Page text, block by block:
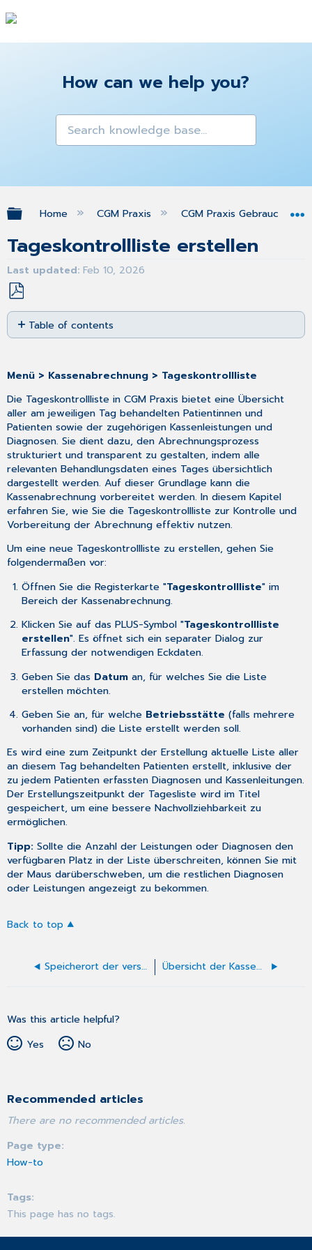
How can we help you?
Expand/collapse global hierarchy
Home CGM Praxis CGM Praxis
Tageskontrollliste erstellen
Last updated Feb 10, 2026
Save
as
PDF
Table of contents
No
Menü > Kassenabrechnung > Tageskontrollliste
Die Tageskontrollliste in CGM Praxis bietet eine Übersicht
aller am jeweiligen Tag behandelten Patientinnen und
Patienten sowie der zugehörigen Kassenleistungen und
Diagnosen. Sie dient dazu, den Abrechnungsprozess
strukturiert und transparent zu gestalten, indem alle
relevanten Behandlungsdaten eines Tages übersichtlich
dargestellt werden. Auf dieser Grundlage kann die
Kassenabrechnung vorbereitet werden. In diesem Kapitel
erfahren Sie, wie Sie die Tageskontrollliste zur Kontrolle und
Vorbereitung der Abrechnung effektiv nutzen.
Um eine neue Tageskontrollliste zu erstellen, gehen Sie
folgendermaßen vor:
Öffnen Sie die Registerkarte "Tageskontrollliste" im
Bereich der Kassenabrechnung.
Klicken Sie auf das PLUS-Symbol "Tageskontrollliste
erstellen". Es öffnet sich ein separater Dialog zur
Erfassung der notwendigen Eckdaten.
Geben Sie das Datuman, für welches Sie die Liste
erstellen möchten.
Geben Sie an, für welche Betriebsstätte (falls mehrere
vorhanden sind) die Liste erstellt werden soll.
Es wird eine zum Zeitpunkt der Erstellung aktuelle Liste aller
an diesem Tag behandelten Patienten erstellt, inklusive der
zu jedem Patienten erfassten Diagnosen und Kassenleitungen.
Der Erstellungszeitpunkt der Tagesliste wird im Titel
gespeichert, um eine bessere Nachvollziehbarkeit zu
ermöglichen.
Tipp:Sollte die Anzahl der Leistungen oder Diagnosen den
verfügbaren Platz in der Liste überschreiten, können Sie mit
der Maus darüberschweben, um die restlichen Diagnosen
oder Leistungen angezeigt zu bekommen.
Back to top
Speicherort der verschlüsselten Abrechnungsdatei Übersicht der Kassenscheine
Was this article helpful?
Yes
No
Recommended articles
There are no recommended articles.
Page type
How-to
Tags
This page has no tags.